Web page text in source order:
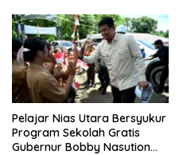
Pelajar Nias Utara Bersyukur
Program Sekolah Gratis
Gubernur Bobby Nasution